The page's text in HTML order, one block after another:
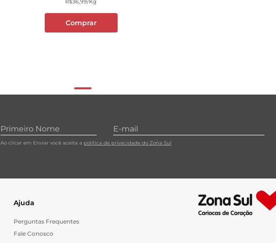
R$36,99/kg
Comprar
Ao clicar em Enviar você aceita a política de privacidade do Zona Sul
Ajuda
Perguntas Frequentes
Fale Conosco